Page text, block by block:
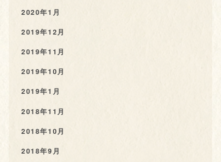
2020年1月
2019年12月
2019年11月
2019年10月
2019年1月
2018年11月
2018年10月
2018年9月